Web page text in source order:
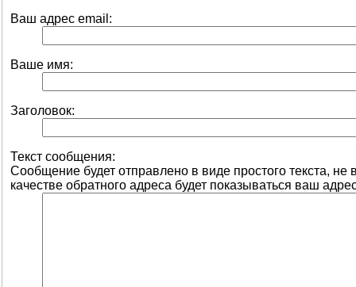
Ваш адрес email:
Ваше имя:
Заголовок:
Текст сообщения:
Сообщение будет отправлено в виде простого текста,
качестве обратного адреса будет показываться ваш